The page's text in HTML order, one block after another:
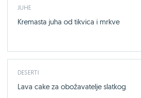
JUHE
Kremasta juha od tikvica i mrkve
DESERTI
Lava cake za obožavatelje slatkog